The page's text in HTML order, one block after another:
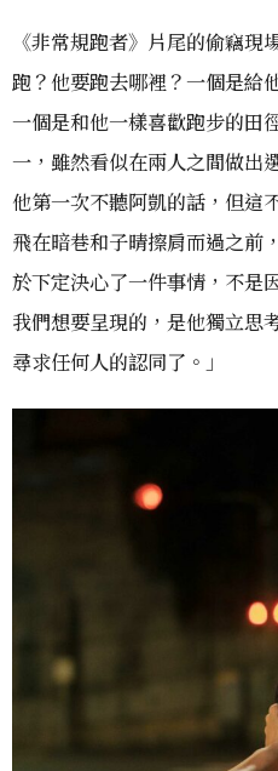
《非常規跑者》片尾的偷竊
跑？他要跑去哪裡？一個是給
一個是和他一樣喜歡跑步的田
一，雖然看似在兩人之間做出
他第一次不聽阿凱的話，但這
飛在暗巷和子晴擦肩而過之前
於下定決心了一件事情，不是
我們想要呈現的，是他獨立思
尋求任何人的認同了。」